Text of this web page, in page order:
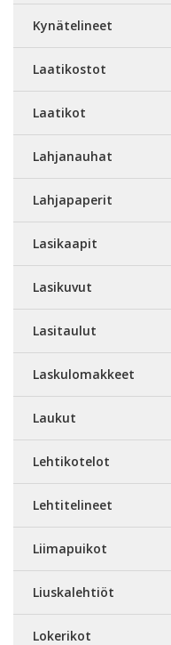
Kynätelineet
Laatikostot
Laatikot
Lahjanauhat
Lahjapaperit
Lasikaapit
Lasikuvut
Lasitaulut
Laskulomakkeet
Laukut
Lehtikotelot
Lehtitelineet
Liimapuikot
Liuskalehtiöt
Lokerikot